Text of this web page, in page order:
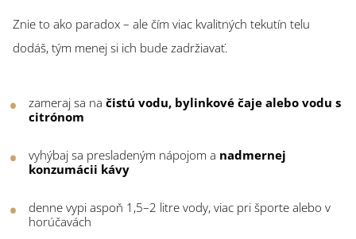
Znie to ako paradox – ale čím viac kvalitných tekutín telu
dodáš, tým menej si ich bude zadržiavať.
zameraj sa na čistú vodu, bylinkové čaje alebo vodu s
citrónom
vyhýbaj sa presladeným nápojom a nadmernej
konzumácii kávy
denne vypi aspoň 1,5–2 litre vody, viac pri športe alebo v
horúčavách